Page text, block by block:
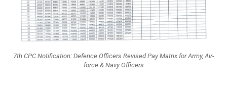
7th CPC Notification: Defence Officers Revised Pay Matrix for Army, Air-
force & Navy Officers